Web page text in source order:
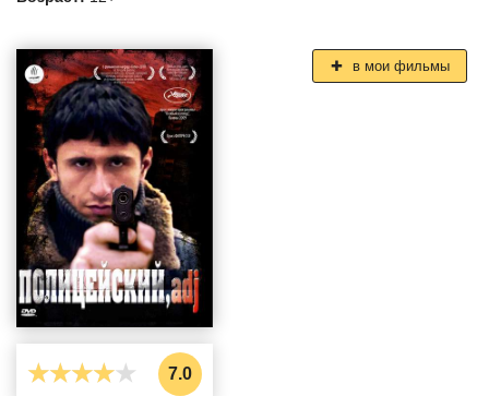
7.0
в мои фильмы